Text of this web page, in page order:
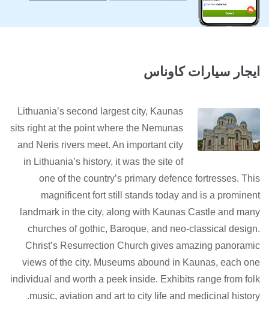
ايجار سيارات كاوناس
Lithuania’s second largest city, Kaunas
sits right at the point where the Nemunas
and Neris rivers meet. An important city
in Lithuania’s history, it was the site of
one of the country’s primary defence fortresses. This
magnificent fort still stands today and is a prominent
landmark in the city, along with Kaunas Castle and many
churches of gothic, Baroque, and neo-classical design.
Christ’s Resurrection Church gives amazing panoramic
views of the city. Museums abound in Kaunas, each one
individual and worth a peek inside. Exhibits range from folk
music, aviation and art to city life and medicinal history.